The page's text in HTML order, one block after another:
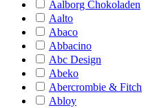
Aalborg Chokoladen
Aalto
Abaco
Abbacino
Abc Design
Abeko
Abercrombie & Fitch
Abloy